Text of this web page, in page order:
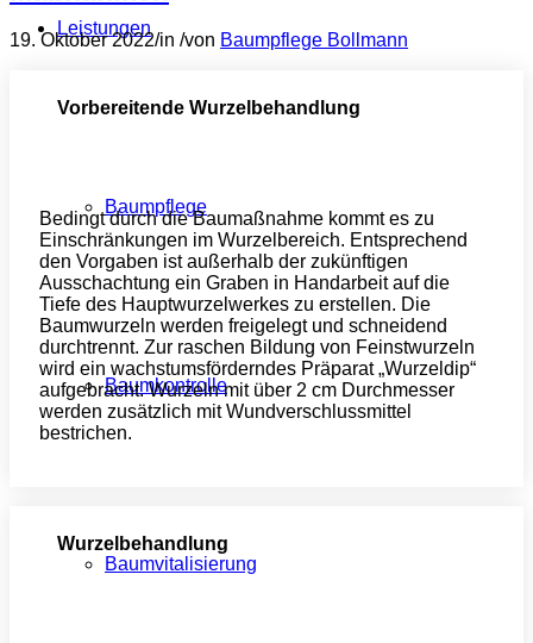
Leistungen
Baumpflege
Baumkontrolle
Baumvitalisierung
19. Oktober 2022/in /von Baumpflege Bollmann
Vorbereitende Wurzelbehandlung
Bedingt durch die Baumaßnahme kommt es zu
Einschränkungen im Wurzelbereich. Entsprechend
den Vorgaben ist außerhalb der zukünftigen
Ausschachtung ein Graben in Handarbeit auf die
Tiefe des Hauptwurzelwerkes zu erstellen. Die
Baumwurzeln werden freigelegt und schneidend
durchtrennt. Zur raschen Bildung von Feinstwurzeln
wird ein wachstumsförderndes Präparat „Wurzeldip“
aufgebracht. Wurzeln mit über 2 cm Durchmesser
werden zusätzlich mit Wundverschlussmittel
bestrichen.
Wurzelbehandlung